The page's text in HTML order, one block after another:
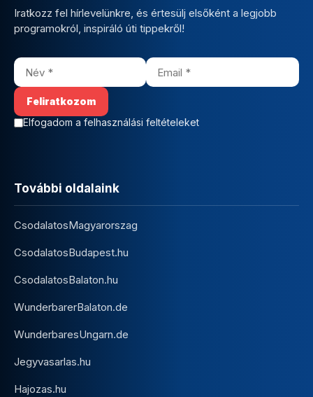
Iratkozz fel hírlevelünkre, és értesülj elsőként a legjobb
programokról, inspiráló úti tippekről!
Elfogadom a felhasználási feltételeket
További oldalaink
CsodalatosMagyarorszag
CsodalatosBudapest.hu
CsodalatosBalaton.hu
WunderbarerBalaton.de
WunderbaresUngarn.de
Jegyvasarlas.hu
Hajozas.hu